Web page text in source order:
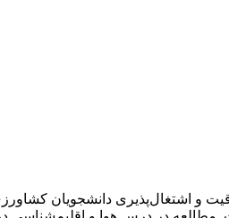
و اشتغال‌پذیری دانشجویان